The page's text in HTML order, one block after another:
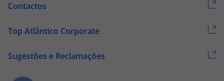
Contactos
Top Atlântico Corporate
Sugestões e Reclamações